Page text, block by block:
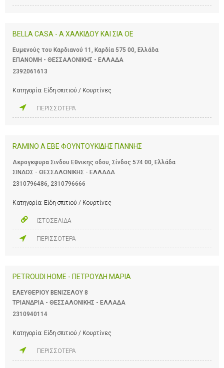
BELLA CASA - Α ΧΑΛΚΙΔΟΥ ΚΑΙ ΣΙΑ ΟΕ
Ευμενούς του Καρδιανού 11, Καρδία 575 00, Ελλάδα
ΕΠΑΝΟΜΗ - ΘΕΣΣΑΛΟΝΙΚΗΣ - ΕΛΛΑΔΑ
2392061613
Κατηγορία: Είδη σπιτιού / Κουρτίνες
ΠΕΡΙΣΣΟΤΕΡΑ
RAMINO A EBE ΦΟΥΝΤΟΥΚΙΔΗΣ ΓΙΑΝΝΗΣ
Αερογεφυρα Σινδου Εθνικης οδου, Σίνδος 574 00, Ελλάδα
ΣΙΝΔΟΣ - ΘΕΣΣΑΛΟΝΙΚΗΣ - ΕΛΛΑΔΑ
2310796486 2310796666
Κατηγορία: Είδη σπιτιού / Κουρτίνες
ΙΣΤΟΣΕΛΙΔΑ
ΠΕΡΙΣΣΟΤΕΡΑ
PETROUDI HOME - ΠΕΤΡΟΥΔΗ ΜΑΡΙΑ
ΕΛΕΥΘΕΡΙΟΥ ΒΕΝΙΖΕΛΟΥ 8
ΤΡΙΑΝΔΡΙΑ - ΘΕΣΣΑΛΟΝΙΚΗΣ - ΕΛΛΑΔΑ
2310940114
Κατηγορία: Είδη σπιτιού / Κουρτίνες
ΠΕΡΙΣΣΟΤΕΡΑ